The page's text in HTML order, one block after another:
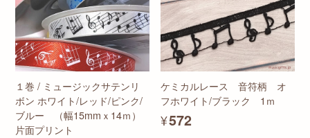
１巻 / ミュージックサテンリ
ボン ホワイト/レッド/ピンク/
ブルー （幅15mmｘ14ｍ）
片面プリント
ケミカルレース 音符柄 オ
フホワイト/ブラック 1ｍ
¥572